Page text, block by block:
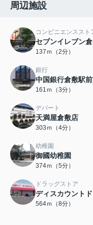
周辺施設
コンビニエンススト
セブンイレブン
137ｍ（2分）
銀行
中国銀行倉敷駅
161ｍ（3分）
デパート
天満屋倉敷店
303ｍ（4分）
幼稚園
御國幼稚園
374ｍ（5分）
ドラッグストア
ディスカウント
564ｍ（8分）